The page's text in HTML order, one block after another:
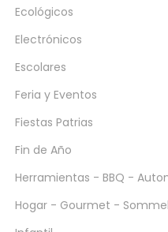
Ecológicos
Electrónicos
Escolares
Feria y Eventos
Fiestas Patrias
Fin de Año
Herramientas - BBQ -
Hogar - Gourmet -